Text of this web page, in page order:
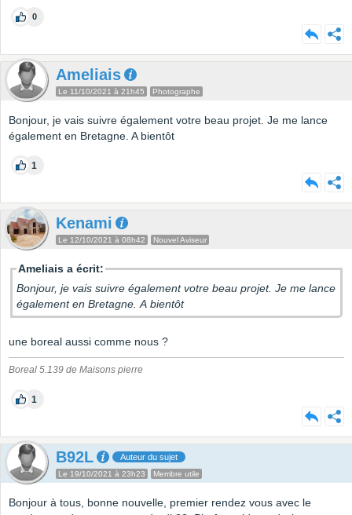
0
Ameliais
Le 11/10/2021 à 21h45 Photographe
Bonjour, je vais suivre également votre beau projet. Je me lance
également en Bretagne. A bientôt
1
Kenami
Le 12/10/2021 à 08h42 Nouvel Aviseur
Ameliais a écrit:
Bonjour, je vais suivre également votre beau projet. Je me lance
également en Bretagne. A bientôt
une boreal aussi comme nous ?
Boreal 5.139 de Maisons pierre
1
B92L Auteur du sujet
Le 19/10/2021 à 23h23 Membre utile
Bonjour à tous, bonne nouvelle, premier rendez vous avec le